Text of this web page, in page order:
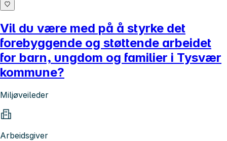
Vil du være med på å styrke det
forebyggende og støttende arbeidet
for barn, ungdom og familier i Tysvær
kommune?
Miljøveileder
Arbeidsgiver